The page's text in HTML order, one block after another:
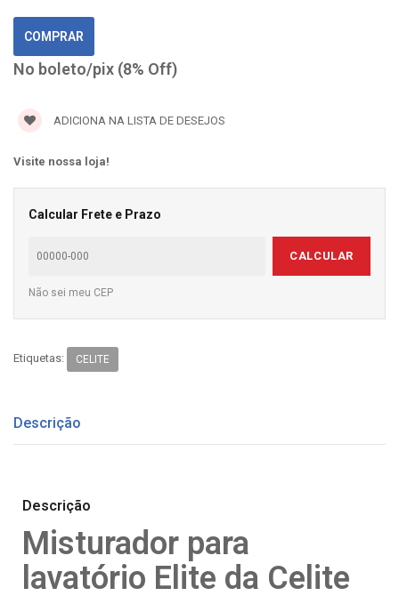
No boleto/pix (8% Off)
ADICIONA NA LISTA DE DESEJOS
Visite nossa loja!
Calcular Frete e Prazo
CALCULAR
Não sei meu CEP
Etiquetas: CELITE
Descrição
Descrição
Misturador para
lavatório Elite da Celite